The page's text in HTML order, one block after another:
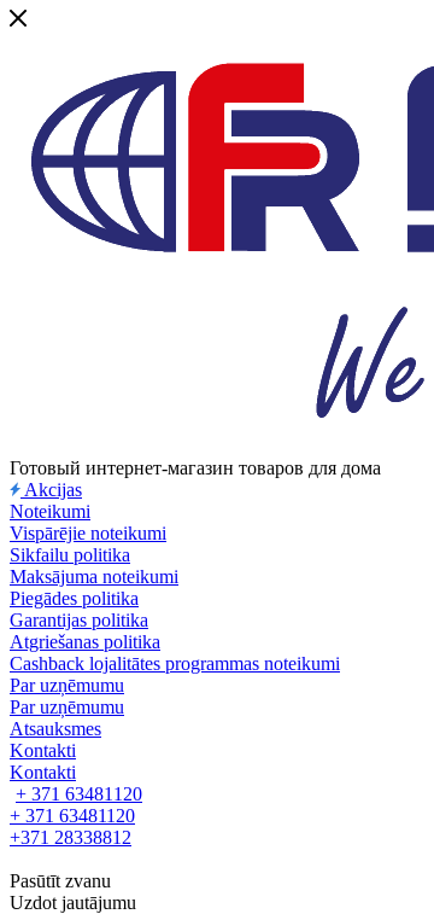
Готовый интернет-магазин товаров для дома
Akcijas
Noteikumi
Vispārējie noteikumi
Sikfailu politika
Maksājuma noteikumi
Piegādes politika
Garantijas politika
Atgriešanas politika
Cashback lojalitātes programmas noteikumi
Par uzņēmumu
Par uzņēmumu
Atsauksmes
Kontakti
Kontakti
+ 371 63481120
+ 371 63481120
+371 28338812
Pasūtīt zvanu
Uzdot jautājumu